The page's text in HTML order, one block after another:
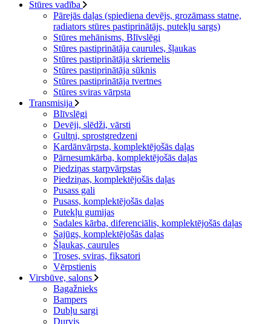
Stūres vadība
Pārejās daļas (spiediena devējs, grozāmass statne,
radiators stūres pastiprinātājs, putekļu sargs)
Stūres mehānisms, Blīvslēgi
Stūres pastiprinātāja caurules, šļaukas
Stūres pastiprinātāja skriemelis
Stūres pastiprinātāja sūknis
Stūres pastiprinātāja tvertnes
Stūres sviras vārpsta
Transmisija
Blīvslēgi
Devēji, slēdži, vārsti
Gultņi, sprostgredzeni
Kardānvārpsta, komplektējošās daļas
Pārnesumkārba, komplektējošās daļas
Piedziņas starpvārpstas
Piedziņas, komplektējošās daļas
Pusass gali
Pusass, komplektējošās daļas
Putekļu gumijas
Sadales kārba, diferenciālis, komplektējošās daļas
Sajūgs, komplektējošās daļas
Šļaukas, caurules
Troses, sviras, fiksatori
Vērpstienis
Virsbūve, salons
Bagažnieks
Bampers
Dubļu sargi
Durvis